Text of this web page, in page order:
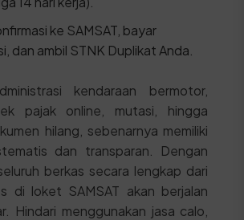
ke SAMSAT, bayar
dan ambil STNK Duplikat Anda.
kendaraan bermotor,
pajak online, mutasi, hingga
hilang, sebenarnya memiliki
dan transparan. Dengan
berkas secara lengkap dari
di loket SAMSAT akan berjalan
Hindari menggunakan jasa calo,